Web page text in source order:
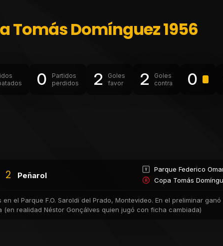
Tomás Domínguez 1956
0
Partidos
perdidos
2
Goles
favor
2
Goles
contra
0
2 Peñarol
Parque Federico
Copa Tomás
el Parque F.O. Saroldi del Prado, Montevideo. En el preliminar
(en realidad Néstor Gonçálves quien jugó con ficha cambiada)